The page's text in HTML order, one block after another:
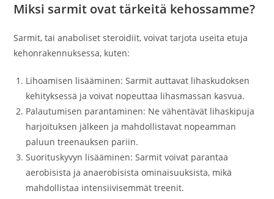
Miksi sarmit ovat tärkeitä kehossamme?
Sarmit, tai anaboliset steroidiit, voivat tarjota useita etuja
kehonrakennuksessa, kuten:
Lihoamisen lisääminen: Sarmit auttavat lihaskudoksen
kehityksessä ja voivat nopeuttaa lihasmassan kasvua.
Palautumisen parantaminen: Ne vähentävät lihaskipuja
harjoituksen jälkeen ja mahdollistavat nopeamman
paluun treenauksen pariin.
Suorituskyvyn lisääminen: Sarmit voivat parantaa
aerobisista ja anaerobisista ominaisuuksista, mikä
mahdollistaa intensiivisemmät treenit.